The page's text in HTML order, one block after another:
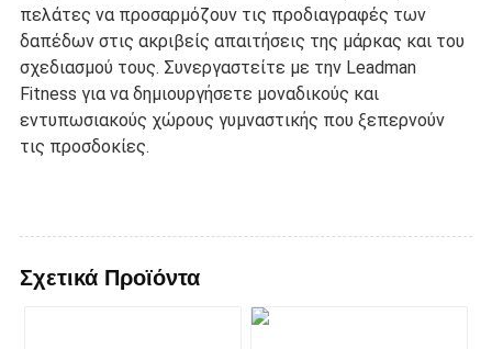
πελάτες να προσαρμόζουν τις προδιαγραφές των
δαπέδων στις ακριβείς απαιτήσεις της μάρκας και του
σχεδιασμού τους. Συνεργαστείτε με την Leadman
Fitness για να δημιουργήσετε μοναδικούς και
εντυπωσιακούς χώρους γυμναστικής που ξεπερνούν
τις προσδοκίες.
Σχετικά Προϊόντα